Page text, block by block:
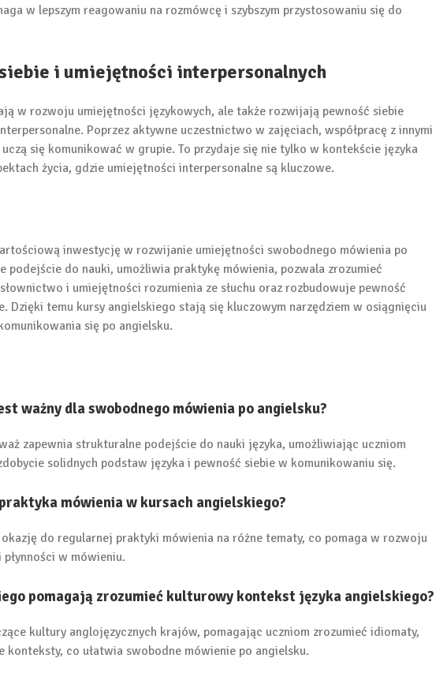
w lepszym reagowaniu na rozmówcę i szybszym przystosowaniu się do
i umiejętności interpersonalnych
w rozwoju umiejętności językowych, ale także rozwijają pewność siebie
Poprzez aktywne uczestnictwo w zajęciach, współpracę z innymi
się komunikować w grupie. To przydaje się nie tylko w kontekście języka
życia, gdzie umiejętności interpersonalne są kluczowe.
inwestycję w rozwijanie umiejętności swobodnego mówienia po
podejście do nauki, umożliwia praktykę mówienia, pozwala zrozumieć
i umiejętności rozumienia ze słuchu oraz rozbudowuje pewność
Dzięki temu kursy angielskiego stają się kluczowym narzędziem w osiągnięciu
się po angielsku.
ważny dla swobodnego mówienia po angielsku?
zapewnia strukturalne podejście do nauki języka, umożliwiając uczniom
solidnych podstaw języka i pewność siebie w komunikowaniu się.
mówienia w kursach angielskiego?
do regularnej praktyki mówienia na różne tematy, co pomaga w rozwoju
w mówieniu.
pomagają zrozumieć kulturowy kontekst języka angielskiego?
kultury anglojęzycznych krajów, pomagając uczniom zrozumieć idiomaty,
co ułatwia swobodne mówienie po angielsku.